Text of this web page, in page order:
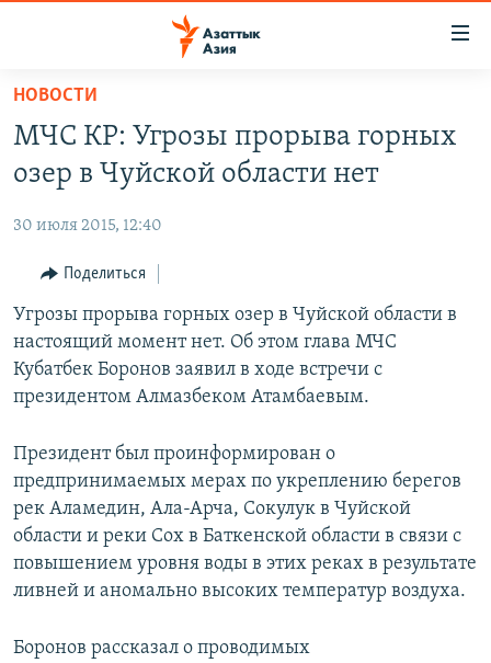
Вернуться
основному
содержанию
Вернутся
навигации
Вернутся
поиску
УЗБЕКИСТАН
ТАДЖИКИСТАН
ВОЙНА В УКРАИНЕ
НА ДРУГИХ ЯЗЫКАХ
ҚАЗАҚША
КЫРГЫЗЧА
ЎЗБЕКЧА
ТОҶИКӢ
Все сайты РСЕ/РС
НОВОСТИ
МЧС КР: Угрозы прорыва горных
озер в Чуйской области нет
30 июля 2015, 12:40
Поделиться
Угрозы прорыва горных озер в Чуйской области в
настоящий момент нет. Об этом глава МЧС
Кубатбек Боронов заявил в ходе встречи с
президентом Алмазбеком Атамбаевым.
Президент был проинформирован о
предпринимаемых мерах по укреплению берегов
рек Аламедин, Ала-Арча, Сокулук в Чуйской
области и реки Сох в Баткенской области в связи с
повышением уровня воды в этих реках в результате
ливней и аномально высоких температур воздуха.
Боронов рассказал о проводимых